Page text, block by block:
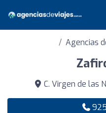
Agencias
C. Virgen de las
925